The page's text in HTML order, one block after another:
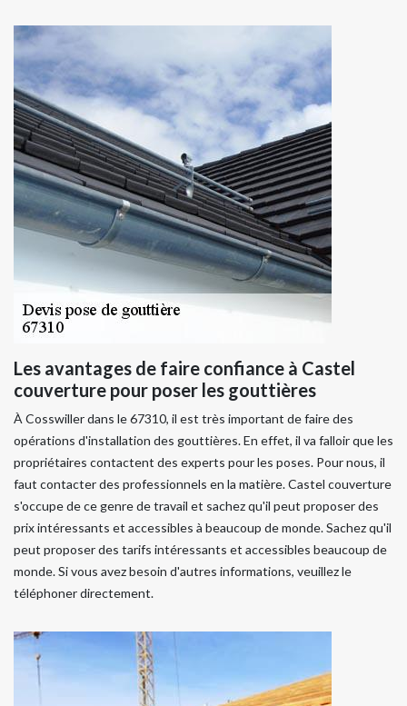
Les avantages de faire confiance à Castel
couverture pour poser les gouttières
À Cosswiller dans le 67310, il est très important de faire des
opérations d'installation des gouttières. En effet, il va falloir que les
propriétaires contactent des experts pour les poses. Pour nous, il
faut contacter des professionnels en la matière. Castel couverture
s'occupe de ce genre de travail et sachez qu'il peut proposer des
prix intéressants et accessibles à beaucoup de monde. Sachez qu'il
peut proposer des tarifs intéressants et accessibles beaucoup de
monde. Si vous avez besoin d'autres informations, veuillez le
téléphoner directement.